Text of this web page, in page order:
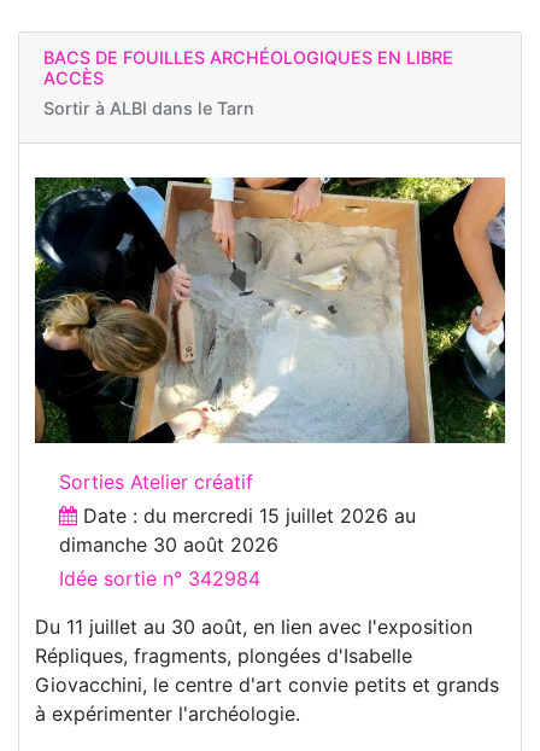
BACS DE FOUILLES ARCHÉOLOGIQUES EN LIBRE
ACCÈS
Sortir à ALBI dans le Tarn
Sorties Atelier créatif
Date : du mercredi 15 juillet 2026 au
dimanche 30 août 2026
Idée sortie n° 342984
Du 11 juillet au 30 août, en lien avec l'exposition
Répliques, fragments, plongées d'Isabelle
Giovacchini, le centre d'art convie petits et grands
à expérimenter l'archéologie.